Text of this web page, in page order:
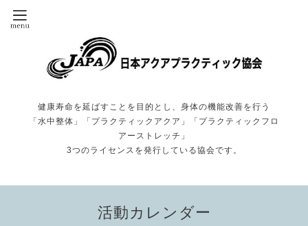
健康寿命を延ばすことを目的とし、身体の機能改善を行う
「水中整体」「プラクティックアクア」「プラクティックフロ
アーストレッチ」
3つのライセンスを発行している協会です。
活動カレンダー